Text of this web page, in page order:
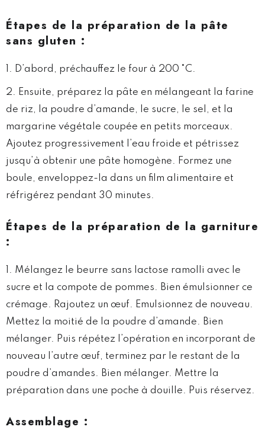
Étapes de la préparation de la pâte
sans gluten :
D’abord, préchauffez le four à 200 °C.
Ensuite, préparez la pâte en mélangeant la farine
de riz, la poudre d’amande, le sucre, le sel, et la
margarine végétale coupée en petits morceaux.
Ajoutez progressivement l’eau froide et pétrissez
jusqu’à obtenir une pâte homogène. Formez une
boule, enveloppez-la dans un film alimentaire et
réfrigérez pendant 30 minutes.
Étapes de la préparation de la garniture
:
Mélangez le beurre sans lactose ramolli avec le
sucre et la compote de pommes. Bien émulsionner ce
crémage. Rajoutez un œuf. Emulsionnez de nouveau.
Mettez la moitié de la poudre d’amande. Bien
mélanger. Puis répétez l’opération en incorporant de
nouveau l’autre œuf, terminez par le restant de la
poudre d’amandes. Bien mélanger. Mettre la
préparation dans une poche à douille. Puis réservez.
Assemblage :